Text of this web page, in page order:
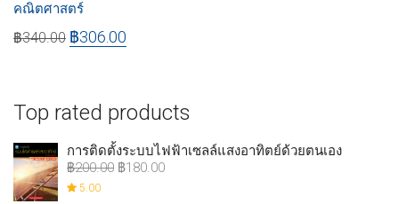
คณิตศาสตร์
฿340.00 ฿306.00
Top rated products
การติดตั้งระบบไฟฟ้าเซลล์แสงอาทิตย์ด้วยตนเอง
฿200.00 ฿180.00
5.00